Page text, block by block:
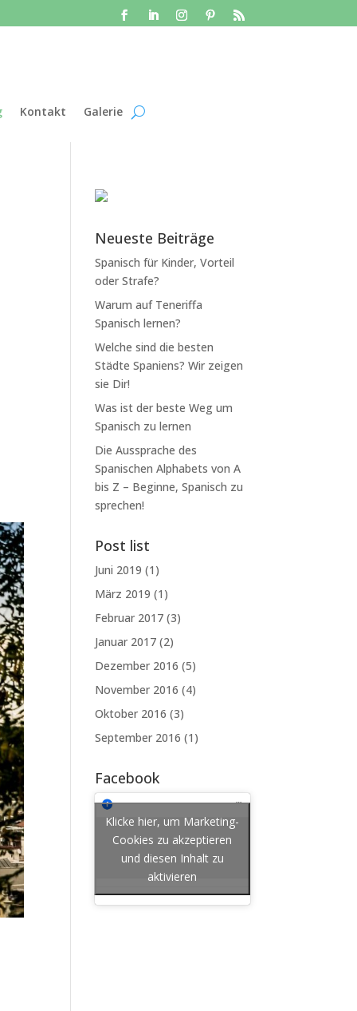
Kontakt Galerie
Neueste Beiträge
Spanisch für Kinder, Vorteil
oder Strafe?
Warum auf Teneriffa
Spanisch lernen?
Welche sind die besten
Städte Spaniens? Wir zeigen
sie Dir!
Was ist der beste Weg um
Spanisch zu lernen
Die Aussprache des
Spanischen Alphabets von A
bis Z – Beginne, Spanisch zu
sprechen!
Post list
Juni 2019 (1)
März 2019 (1)
Februar 2017 (3)
Januar 2017 (2)
Dezember 2016 (5)
November 2016 (4)
Oktober 2016 (3)
September 2016 (1)
Facebook
Klicke hier, um Marketing-
Cookies zu akzeptieren
und diesen Inhalt zu
aktivieren